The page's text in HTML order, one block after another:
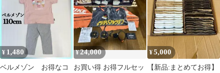
¥ 1,480
ベルメゾン お得なコ
¥24,000
お買い得 お得フルセッ
¥5,000
【新品:まとめてお得】